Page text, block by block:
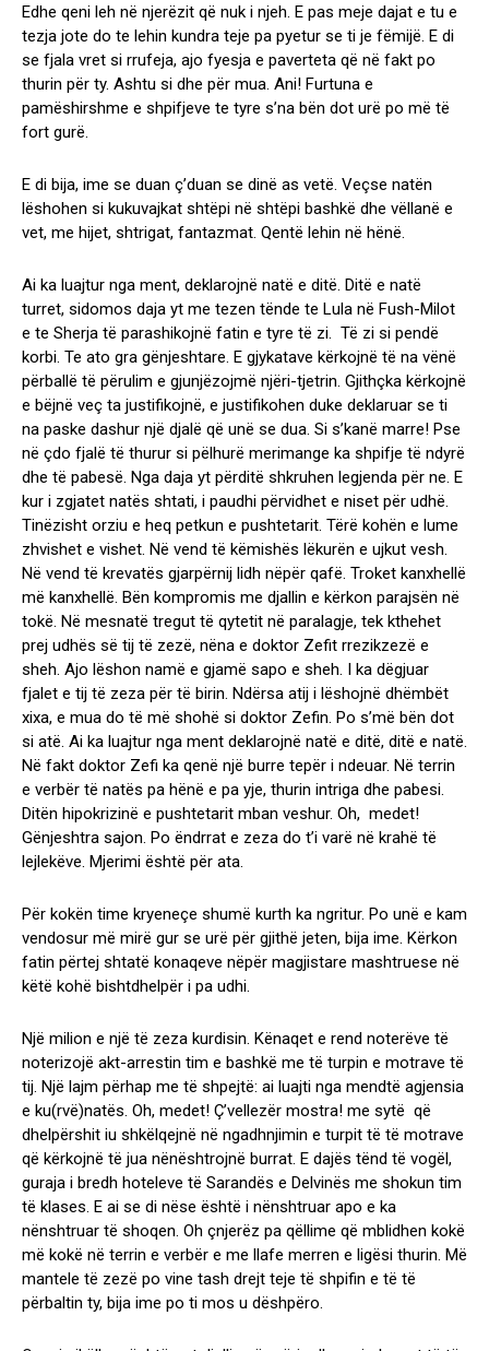
Edhe qeni leh në njerëzit që nuk i njeh. E pas meje dajat e tu e
tezja jote do te lehin kundra teje pa pyetur se ti je fëmijë. E di
se fjala vret si rrufeja, ajo fyesja e paverteta që në fakt po
thurin për ty. Ashtu si dhe për mua. Ani! Furtuna e
pamëshirshme e shpifjeve te tyre s’na bën dot urë po më të
fort gurë.
E di bija, ime se duan ç’duan se dinë as vetë. Veçse natën
lëshohen si kukuvajkat shtëpi në shtëpi bashkë dhe vëllanë e
vet, me hijet, shtrigat, fantazmat. Qentë lehin në hënë.
Ai ka luajtur nga ment, deklarojnë natë e ditë. Ditë e natë
turret, sidomos daja yt me tezen tënde te Lula në Fush-Milot
e te Sherja të parashikojnë fatin e tyre të zi. Të zi si pendë
korbi. Te ato gra gënjeshtare. E gjykatave kërkojnë të na vënë
përballë të përulim e gjunjëzojmë njëri-tjetrin. Gjithçka kërkojnë
e bëjnë veç ta justifikojnë, e justifikohen duke deklaruar se ti
na paske dashur një djalë që unë se dua. Si s’kanë marre! Pse
në çdo fjalë të thurur si pëlhurë merimange ka shpifje të ndyrë
dhe të pabesë. Nga daja yt përditë shkruhen legjenda për ne. E
kur i zgjatet natës shtati, i paudhi përvidhet e niset për udhë.
Tinëzisht orziu e heq petkun e pushtetarit. Tërë kohën e lume
zhvishet e vishet. Në vend të këmishës lëkurën e ujkut vesh.
Në vend të krevatës gjarpërnij lidh nëpër qafë. Troket kanxhellë
më kanxhellë. Bën kompromis me djallin e kërkon parajsën në
tokë. Në mesnatë tregut të qytetit në paralagje, tek kthehet
prej udhës së tij të zezë, nëna e doktor Zefit rrezikzezë e
sheh. Ajo lëshon namë e gjamë sapo e sheh. I ka dëgjuar
fjalet e tij të zeza për të birin. Ndërsa atij i lëshojnë dhëmbët
xixa, e mua do të më shohë si doktor Zefin. Po s’më bën dot
si atë. Ai ka luajtur nga ment deklarojnë natë e ditë, ditë e natë.
Në fakt doktor Zefi ka qenë një burre tepër i ndeuar. Në terrin
e verbër të natës pa hënë e pa yje, thurin intriga dhe pabesi.
Ditën hipokrizinë e pushtetarit mban veshur. Oh, medet!
Gënjeshtra sajon. Po ëndrrat e zeza do t’i varë në krahë të
lejlekëve. Mjerimi është për ata.
Për kokën time kryeneçe shumë kurth ka ngritur. Po unë e kam
vendosur më mirë gur se urë për gjithë jeten, bija ime. Kërkon
fatin përtej shtatë konaqeve nëpër magjistare mashtruese në
këtë kohë bishtdhelpër i pa udhi.
Një milion e një të zeza kurdisin. Kënaqet e rend noterëve të
noterizojë akt-arrestin tim e bashkë me të turpin e motrave të
tij. Një lajm përhap me të shpejtë: ai luajti nga mendtë agjensia
e ku(rvë)natës. Oh, medet! Ç’vellezër mostra! me sytë që
dhelpërshit iu shkëlqejnë në ngadhnjimin e turpit të të motrave
që kërkojnë të jua nënështrojnë burrat. E dajës tënd të vogël,
guraja i bredh hoteleve të Sarandës e Delvinës me shokun tim
të klases. E ai se di nëse është i nënshtruar apo e ka
nënshtruar të shoqen. Oh çnjerëz pa qëllime që mblidhen kokë
më kokë në terrin e verbër e me llafe merren e ligësi thurin. Më
mantele të zezë po vine tash drejt teje të shpifin e të të
përbaltin ty, bija ime po ti mos u dëshpëro.